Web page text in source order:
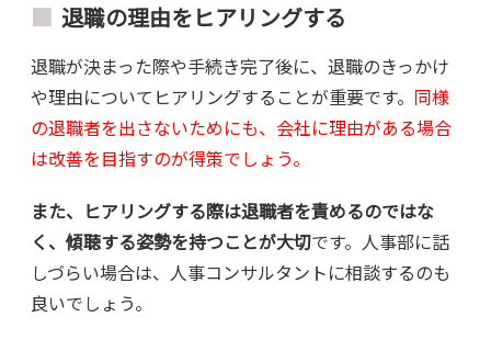
退職の理由をヒアリングする
退職が決まった際や手続き完了後に、退職のきっかけ
や理由についてヒアリングすることが重要です。 同様
の退職者を出さないためにも、会社に理由がある場合
は改善を目指すのが得策でしょう。
また、ヒアリングする際は退職者を責めるのではな
く、傾聴する姿勢を持つことが大切です。人事部に話
しづらい場合は、人事コンサルタントに相談するのも
良いでしょう。